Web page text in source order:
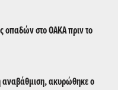
οπαδών στο ΟΑΚΑ πριν το
αναβάθμιση, ακυρώθηκε ο